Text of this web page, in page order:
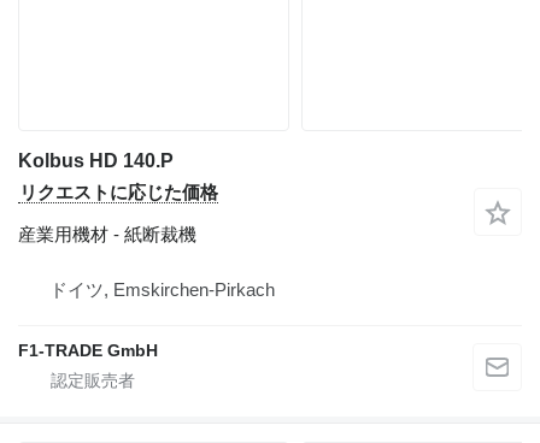
Kolbus HD 140.P
リクエストに応じた価格
産業用機材 - 紙断裁機
ドイツ, Emskirchen-Pirkach
F1-TRADE GmbH